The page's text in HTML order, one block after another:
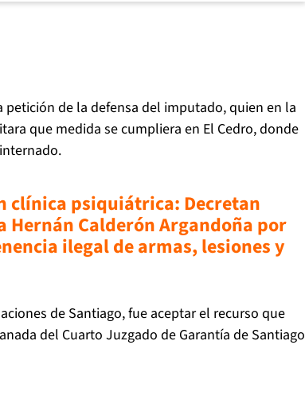
petición de la defensa del imputado, quien en la
que medida se cumpliera en El Cedro, donde
clínica psiquiátrica: Decretan
Calderón Argandoña por
ilegal de armas, lesiones y
de Santiago, fue aceptar el recurso que
del Cuarto Juzgado de Garantía de Santiago